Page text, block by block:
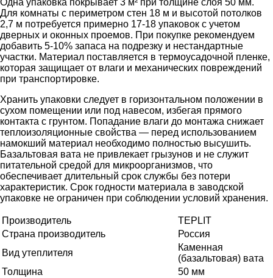
Одна упаковка покрывает 3 м² при толщине слоя 50 мм.
Для комнаты с периметром стен 18 м и высотой потолков
2,7 м потребуется примерно 17-18 упаковок с учетом
дверных и оконных проемов. При покупке рекомендуем
добавить 5-10% запаса на подрезку и нестандартные
участки. Материал поставляется в термоусадочной пленке,
которая защищает от влаги и механических повреждений
при транспортировке.
Хранить упаковки следует в горизонтальном положении в
сухом помещении или под навесом, избегая прямого
контакта с грунтом. Попадание влаги до монтажа снижает
теплоизоляционные свойства — перед использованием
намокший материал необходимо полностью высушить.
Базальтовая вата не привлекает грызунов и не служит
питательной средой для микроорганизмов, что
обеспечивает длительный срок службы без потери
характеристик. Срок годности материала в заводской
упаковке не ограничен при соблюдении условий хранения.
Производитель
TEPLIT
Страна производитель
Россия
Вид утеплителя
Каменная
(базальтовая) вата
Толщина
50 мм